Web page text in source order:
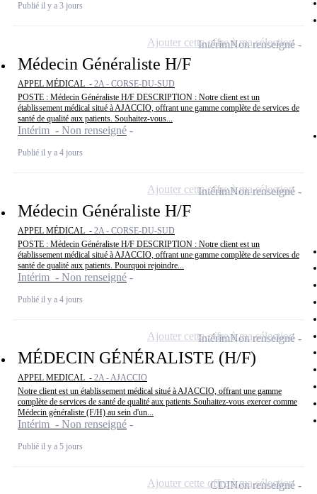
Publié il y a 3 jours
Médecin Généraliste H/F
APPEL MÉDICAL - 2A - CORSE-DU-SUD
POSTE : Médecin Généraliste H/F DESCRIPTION : Notre client est un
établissement médical situé à AJACCIO, offrant une gamme complète de services de
santé de qualité aux patients. Souhaitez-vous...
Intérim - Non renseigné
Publié il y a 4 jours
IntérimNon renseigné
Ajouter cette offre à ma sélection
Médecin Généraliste H/F
APPEL MÉDICAL - 2A - CORSE-DU-SUD
POSTE : Médecin Généraliste H/F DESCRIPTION : Notre client est un
établissement médical situé à AJACCIO, offrant une gamme complète de services de
santé de qualité aux patients. Pourquoi rejoindre...
Intérim - Non renseigné
Publié il y a 4 jours
IntérimNon renseigné
Ajouter cette offre à ma sélection
MÉDECIN GÉNÉRALISTE (H/F)
APPEL MEDICAL - 2A - AJACCIO
Notre client est un établissement médical situé à AJACCIO, offrant une gamme
complète de services de santé de qualité aux patients.Souhaitez-vous exercer comme
Médecin généraliste (F/H) au sein d'un...
Intérim - Non renseigné
Publié il y a 5 jours
IntérimNon renseigné
Ajouter cette offre à ma sélection
CDINon renseigné
Ajouter cette offre à ma sélection